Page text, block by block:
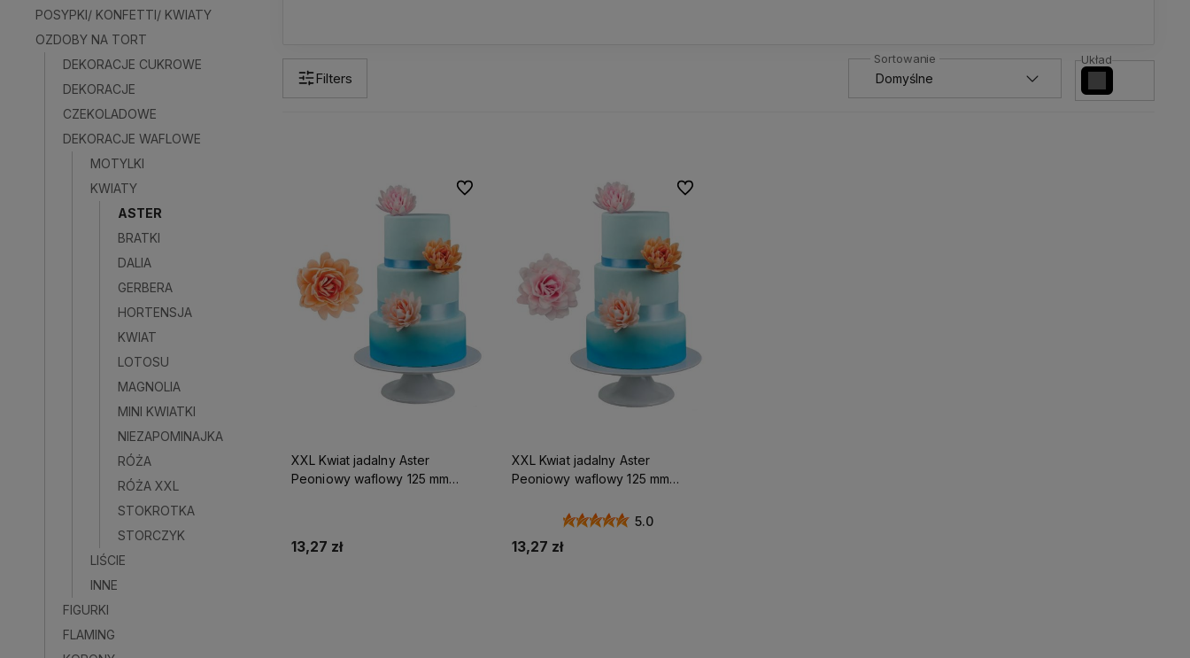
POSYPKI/ KONFETTI/ KWIATY
OZDOBY NA TORT
DEKORACJE CUKROWE
DEKORACJE
CZEKOLADOWE
DEKORACJE WAFLOWE
MOTYLKI
KWIATY
ASTER
BRATKI
DALIA
GERBERA
HORTENSJA
KWIAT
LOTOSU
MAGNOLIA
MINI KWIATKI
NIEZAPOMINAJKA
RÓŻA
RÓŻA XXL
STOKROTKA
STORCZYK
LIŚCIE
INNE
FIGURKI
FLAMING
Filters
Układ
XXL Kwiat jadalny Aster
Peoniowy waflowy 125 mm
13,27 zł
Do ulubionych
XXL Kwiat jadalny Aster
Peoniowy waflowy 125 mm
5.0
13,27 zł
Do ulubionych